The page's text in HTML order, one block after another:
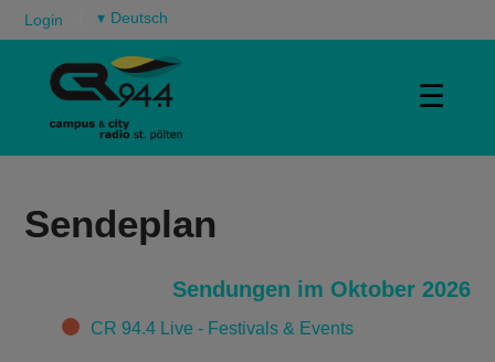
Login ▾
☰
Sendeplan
Sendungen im Oktober 2026
CategoriesCR 94.4 Live - Festivals & Events